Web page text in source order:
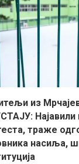
из
Најавили
траже
насиља,